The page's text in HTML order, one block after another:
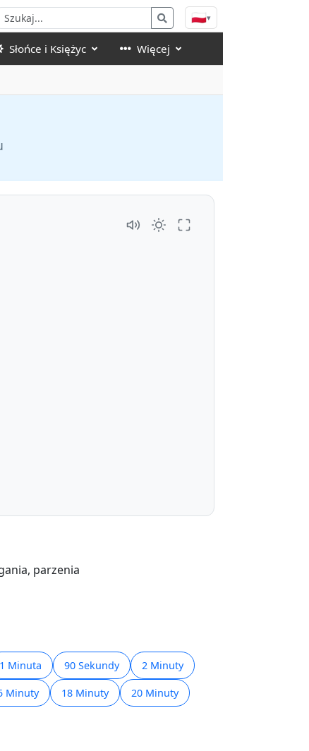
🇵🇱▾
Słońce i Księżyc Więcej
parzenia
1 Minuta 90 Sekundy 2 Minuty
Minuty 18 Minuty 20 Minuty